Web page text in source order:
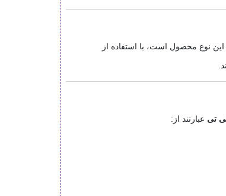
نوع محصول است، با استفاده از
تی عبارتند از: